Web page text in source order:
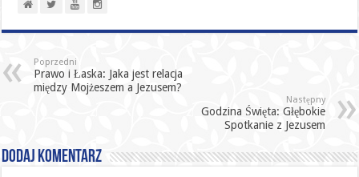
Poprzedni
Prawo i Łaska: Jaka jest relacja
między Mojżeszem a Jezusem?
Następny
Godzina Święta: Głębokie
Spotkanie z Jezusem
Dodaj komentarz